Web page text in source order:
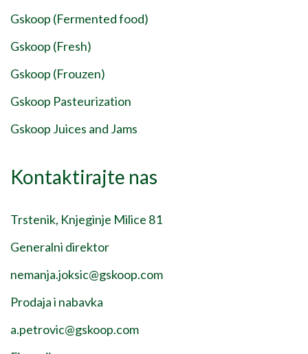
Gskoop (Fermented food)
Gskoop (Fresh)
Gskoop (Frouzen)
Gskoop Pasteurization
Gskoop Juices and Jams
Kontaktirajte nas
Trstenik, Knjeginje Milice 81
Generalni direktor
nemanja.joksic@gskoop.com
Prodaja i nabavka
a.petrovic@gskoop.com